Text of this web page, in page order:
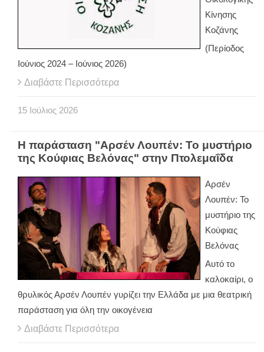
Κίνησης
Κοζάνης
(Περίοδος
Ιούνιος 2024 – Ιούνιος 2026)
Διαβάστε Περισσότερα
15 Ιούλιος 2026
Η παράσταση "Αρσέν Λουπέν: Το μυστήριο
της Κούφιας Βελόνας" στην Πτολεμαΐδα
Αρσέν
Λουπέν: Το
μυστήριο της
Κούφιας
Βελόνας
Αυτό το
καλοκαίρι, ο
θρυλικός Αρσέν Λουπέν γυρίζει την Ελλάδα με μια θεατρική
παράσταση για όλη την οικογένεια
Διαβάστε Περισσότερα